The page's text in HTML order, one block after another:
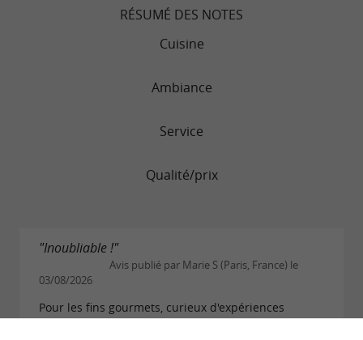
RÉSUMÉ DES NOTES
Cuisine
Ambiance
Service
Qualité/prix
"Inoubliable !"
Avis publié par Marie S (Paris, France) le
03/08/2026
Pour les fins gourmets, curieux d'expériences